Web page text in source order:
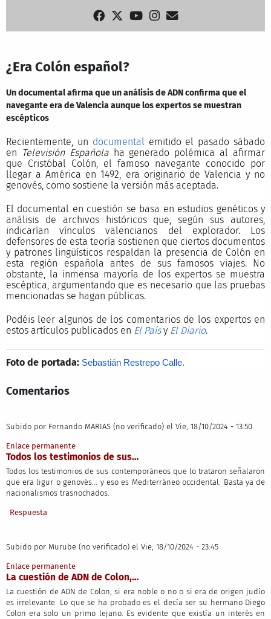
¿Era Colón español?
Un documental afirma que un análisis de ADN confirma que el
navegante era de Valencia aunque los expertos se muestran
escépticos
Recientemente, un documental emitido el pasado sábado
en Televisión Españolaha generado polémica al afirmar
que Cristóbal Colón, el famoso navegante conocido por
llegar a América en 1492, era originario de Valencia y no
genovés, como sostiene la versión más aceptada.
El documental en cuestión se basa en estudios genéticos y
análisis de archivos históricos que, según sus autores,
indicarían vínculos valencianos del explorador. Los
defensores de esta teoría sostienen que ciertos documentos
y patrones lingüísticos respaldan la presencia de Colón en
esta región española antes de sus famosos viajes. No
obstante, la inmensa mayoría de los expertos se muestra
escéptica, argumentando que es necesario que las pruebas
mencionadas se hagan públicas.
Podéis leer algunos de los comentarios de los expertos en
estos artículos publicados en El Paísy El Diario.
Foto de portada: Sebastián Restrepo Calle.
Comentarios
Subido por Fernando MARIAS (no verificado) el Vie, 18/10/2024 - 13:50
Enlace permanente
Todos los testimonios de sus…
Todos los testimonios de sus contemporáneos que lo trataron señalaron
que era ligur o genovés... y eso es Mediterráneo occidental. Basta ya de
nacionalismos trasnochados.
Respuesta
Subido por Murube (no verificado) el Vie, 18/10/2024 - 23:45
Enlace permanente
La cuestión de ADN de Colon,…
La cuestión de ADN de Colon, si era noble o no o si era de origen judío
es irrelevante. Lo que se ha probado es el decía ser su hermano Diego
Colon era solo un primo lejano. Es evidente que existía un interés en